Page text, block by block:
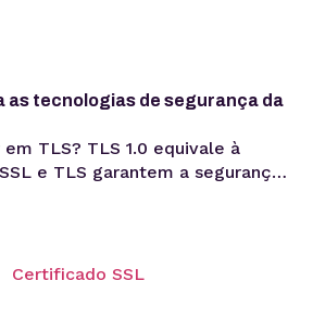
as tecnologias de segurança da
TLS? TLS 1.0 equivale à
e TLS garantem a segurança
prática, quando
a troca legítima e segura de